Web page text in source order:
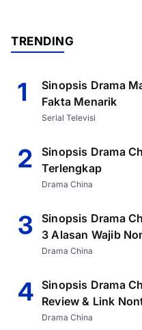
TRENDING
1
Sinopsis Drama
Fakta Menarik
Serial Televisi
2
Sinopsis Drama
Terlengkap
Drama China
3
Sinopsis Drama
3 Alasan Wajib
Drama China
4 Sinopsis Drama
Review & Link
Drama China